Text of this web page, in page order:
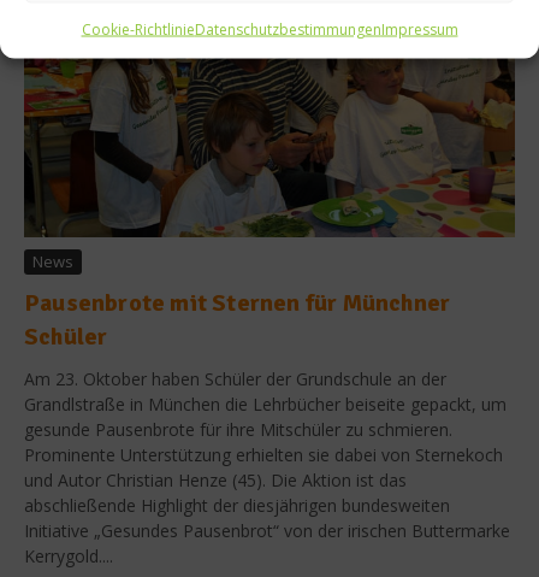
Cookie-RichtlinieDatenschutzbestimmungenImpressum
News
Pausenbrote mit Sternen für Münchner
Schüler
Am 23. Oktober haben Schüler der Grundschule an der
Grandlstraße in München die Lehrbücher beiseite gepackt, um
gesunde Pausenbrote für ihre Mitschüler zu schmieren.
Prominente Unterstützung erhielten sie dabei von Sternekoch
und Autor Christian Henze (45). Die Aktion ist das
abschließende Highlight der diesjährigen bundesweiten
Initiative „Gesundes Pausenbrot“ von der irischen Buttermarke
Kerrygold....